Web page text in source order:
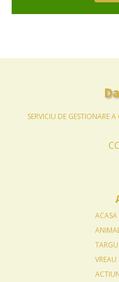
SERVICIU DE GESTIONARE
ACASA